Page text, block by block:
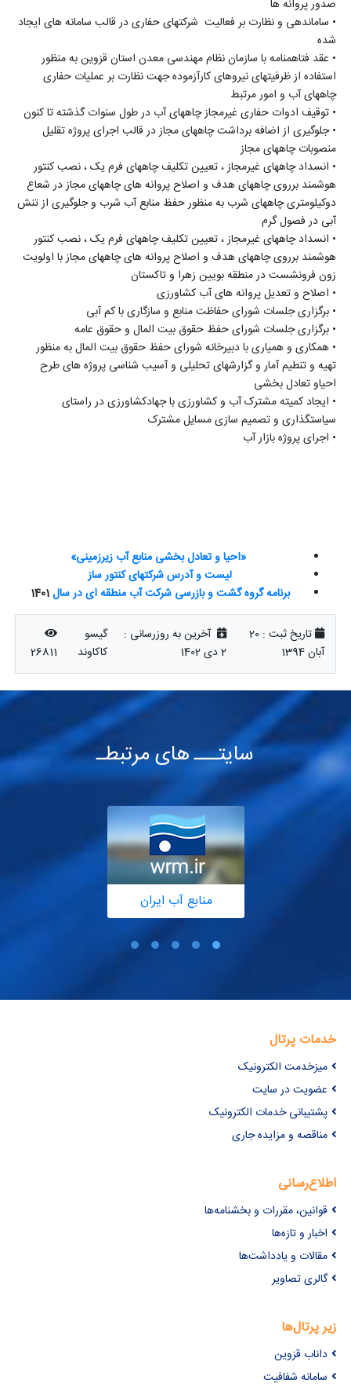
صدور پروانه ها
• ساماندهی و نظارت بر فعالیت شرکتهای حفاری در قالب سامانه های ایجاد
شده
• عقد فتاهمنامه با سازمان نظام مهندسی معدن استان قزوین به منظور
استفاده از ظرفیتهای نیروهای کارآزموده جهت نظارت بر عملیات حفاری
چاههای آب و امور مرتبط
• توقیف ادوات حفاری غیرمجاز چاههای آب در طول سنوات گذشته تا کنون
• جلوگیری از اضافه برداشت چاههای مجاز در قالب اجرای پروژه تقلیل
منصوبات چاههای مجاز
• انسداد چاههای غیرمجاز ، تعیین تکلیف چاههای فرم یک ، نصب کنتور
هوشمند برروی چاههای هدف و اصلاح پروانه های چاههای مجاز در شعاع
دوکیلومتری چاههای شرب به منظور حفظ منابع آب شرب و جلوگیری از تنش
آبی در فصول گرم
• انسداد چاههای غیرمجاز ، تعیین تکلیف چاههای فرم یک ، نصب کنتور
هوشمند برروی چاههای هدف و اصلاح پروانه های چاههای مجاز با اولویت
زون فرونشست در منطقه بویین زهرا و تاکستان
• اصلاح و تعدیل پروانه های آب کشاورزی
• برگزاری جلسات شورای حفاظت منابع و سازگاری با کم آبی
• برگزاری جلسات شورای حفظ حقوق بیت المال و حقوق عامه
• همکاری و همیاری با دبیرخانه شورای حفظ حقوق بیت المال به منظور
تهیه و تنطیم آمار و گزارشهای تحلیلی و آسیب شناسی پروژه های طرح
احیاو تعادل بخشی
• ایجاد کمیته مشترک آب و کشاورزی با جهادکشاورزی در راستای
سیاستگذاری و تصمیم سازی مسایل مشترک
• اجرای پروژه بازار آب
«احیا و تعادل بخشی منابع آب زیرزمینی»
لیست و آدرس شرکتهای کنتور ساز
برنامه گروه گشت و بازرسی شرکت آب منطقه ای در سال1401
تاریخ ثبت :20
آبان 1394
آخرین به روزرسانی :
2 دی 1402
گیسو
کاکاوند
26811
سایتـــ های مرتبطـ
منابع آب ایران
خدمات پرتال
میزخدمت الکترونیک
عضویت در سایت
پشتیبانی خدمات الکترونیک
مناقصه و مزایده جاری
اطلاع‌رسانی
قوانین، مقررات و بخشنامه‌ها
اخبار و تازه‌ها
مقالات و یادداشت‌ها
گالری تصاویر
زیر پرتال‌ها
داناب قزوین
سامانه شفافیت